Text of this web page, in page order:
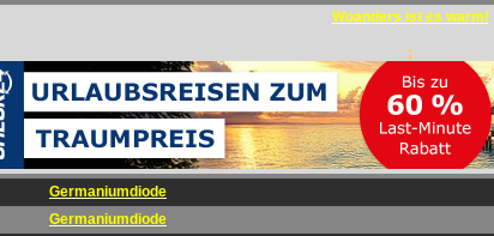
Woanders ist es warm!
;
Germaniumdiode
Germaniumdiode